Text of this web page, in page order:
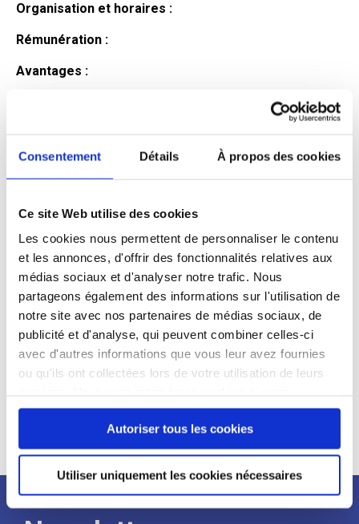
Consentement Détails À propos des cookies
Ce site Web utilise des cookies
Les cookies nous permettent de personnaliser le contenu
et les annonces, d'offrir des fonctionnalités relatives aux
médias sociaux et d'analyser notre trafic. Nous
partageons également des informations sur l'utilisation de
notre site avec nos partenaires de médias sociaux, de
publicité et d'analyse, qui peuvent combiner celles-ci
avec d'autres informations que vous leur avez fournies
ou qu'ils ont collectées lors de votre utilisation de leurs
continuez à utiliser notre site Web.
Autoriser tous les cookies
Utiliser uniquement les cookies nécessaires
Organisation et horaires :
Rémunération :
Avantages :
candidat
Qualifications et diplômes :
Profil recherché :
Expérience :
Processus
de
recrutement